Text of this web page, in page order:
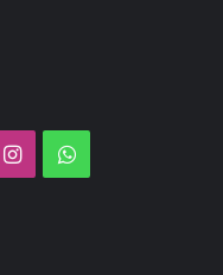
InstagramWhatsApp